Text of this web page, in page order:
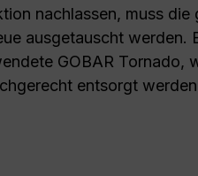
nachlassen, muss die
ausgetauscht werden.
GOBAR Tornado,
entsorgt